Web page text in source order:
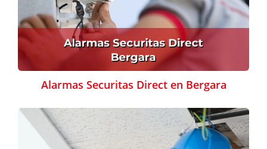
Alarmas Securitas Direct en Bergara